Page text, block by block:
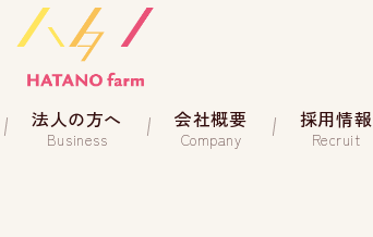
法人の方へ
Business
会社概要
Company
採用情報
Recruit